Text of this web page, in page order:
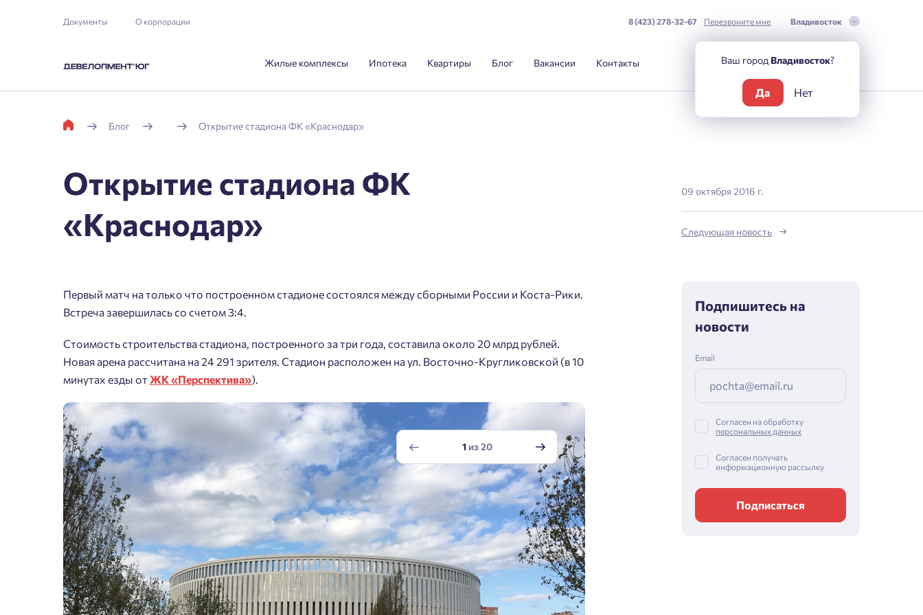
Документы О корпорации 8 (423) 278-32-67 Перезвоните мне Владивосток
Жилые комплексы Ипотека Квартиры Блог Вакансии Контакты
Блог Открытие стадиона ФК «Краснодар»
Открытие стадиона ФК
«Краснодар»
Первый матч на только что построенном стадионе состоялся между сборными России и Коста-Рики.
Встреча завершилась со счетом 3:4.
Стоимость строительства стадиона, построенного за три года, составила около 20 млрд рублей.
Новая арена рассчитана на 24 291 зрителя. Стадион расположен на ул. Восточно-Кругликовской (в 10
минутах езды отЖК «Перспектива»).
1из20
09 октября 2016 г.
Следующая новость
Подпишитесь на
новости
Email
Согласен на обработку
персональных данных
Согласен получать
информационную рассылку
Подписаться
Ваш город Владивосток?
Да Нет